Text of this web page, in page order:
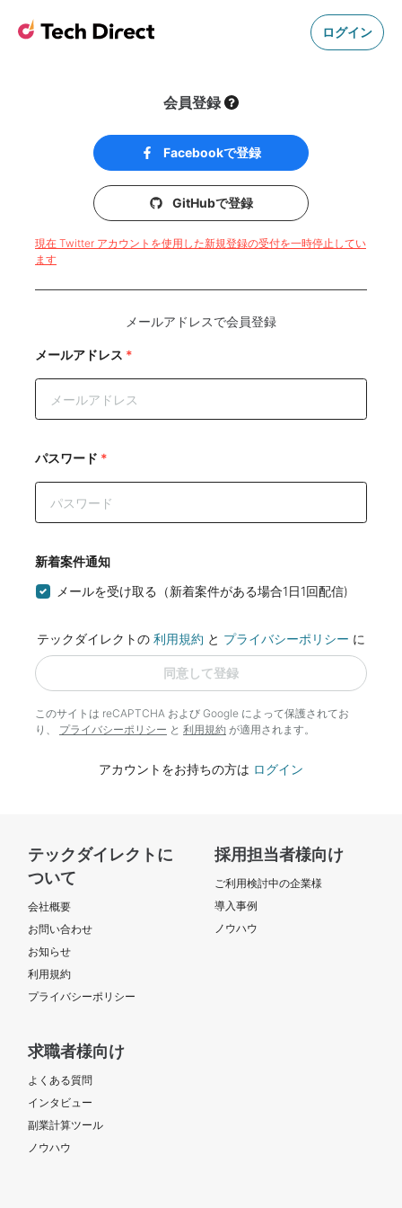
ログイン
会員登録
Facebookで登録
GitHubで登録
現在 Twitter アカウントを使用した新規登録の受付を一時停止してい
ます
メールアドレスで会員登録
メールアドレス *
パスワード *
新着案件通知
メールを受け取る（新着案件がある場合1日1回配信)
テックダイレクトの 利用規約 と プライバシーポリシー に
同意して登録
このサイトは reCAPTCHA および Google によって保護されてお
り、 プライバシーポリシー と 利用規約 が適用されます。
アカウントをお持ちの方は ログイン
テックダイレクトに
ついて
会社概要
お問い合わせ
お知らせ
利用規約
プライバシーポリシー
採用担当者様向け
ご利用検討中の企業様
導入事例
ノウハウ
求職者様向け
よくある質問
インタビュー
副業計算ツール
ノウハウ